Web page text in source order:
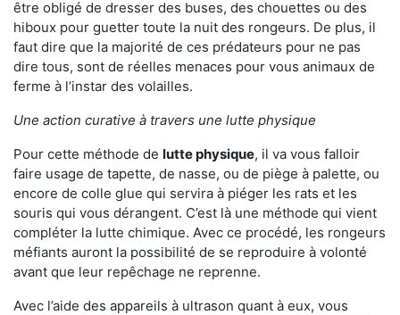
être obligé de dresser des buses, des chouettes ou des
hiboux pour guetter toute la nuit des rongeurs. De plus, il
faut dire que la majorité de ces prédateurs pour ne pas
dire tous, sont de réelles menaces pour vous animaux de
ferme à l’instar des volailles.
Une action curative à travers une lutte physique
Pour cette méthode de lutte physique, il va vous falloir
faire usage de tapette, de nasse, ou de piège à palette, ou
encore de colle glue qui servira à piéger les rats et les
souris qui vous dérangent. C’est là une méthode qui vient
compléter la lutte chimique. Avec ce procédé, les rongeurs
méfiants auront la possibilité de se reproduire à volonté
avant que leur repêchage ne reprenne.
Avec l’aide des appareils à ultrason quant à eux, vous